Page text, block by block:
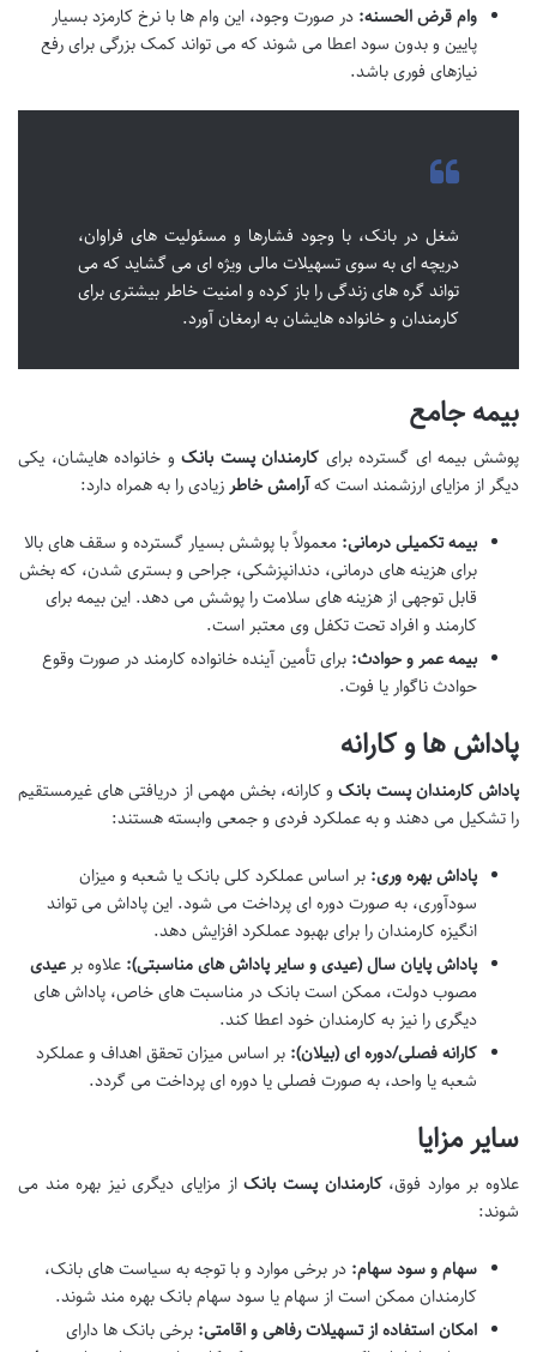
وام قرض الحسنه: در صورت وجود، این وام ها با نرخ کارمزد بسیار
پایین و بدون سود اعطا می شوند که می تواند کمک بزرگی برای رفع
نیازهای فوری باشد.
شغل در بانک، با وجود فشارها و مسئولیت های فراوان،
دریچه ای به سوی تسهیلات مالی ویژه ای می گشاید که می
تواند گره های زندگی را باز کرده و امنیت خاطر بیشتری برای
کارمندان و خانواده هایشان به ارمغان آورد.
بیمه جامع
پوشش بیمه ای گسترده برای کارمندان پست بانکو خانواده هایشان، یکی
دیگر از مزایای ارزشمند است کهآرامش خاطر زیادی را به همراه دارد:
بیمه تکمیلی درمانی: معمولاً با پوشش بسیار گسترده و سقف های بالا
برای هزینه های درمانی، دندانپزشکی، جراحی و بستری شدن، که بخش
قابل توجهی از هزینه های سلامت را پوشش می دهد. این بیمه برای
کارمند و افراد تحت تکفل وی معتبر است.
بیمه عمر و حوادث: برای تأمین آینده خانواده کارمند در صورت وقوع
حوادث ناگوار یا فوت.
پاداش ها و کارانه
پاداش کارمندان پست بانکو کارانه، بخش مهمی از دریافتی های غیرمستقیم
را تشکیل می دهند و به عملکرد فردی و جمعی وابسته هستند:
پاداش بهره وری: بر اساس عملکرد کلی بانک یا شعبه و میزان
سودآوری، به صورت دوره ای پرداخت می شود. این پاداش می تواند
انگیزه کارمندان را برای بهبود عملکرد افزایش دهد.
پاداش پایان سال (عیدی و سایر پاداش های مناسبتی): علاوه بر عیدی
مصوب دولت، ممکن است بانک در مناسبت های خاص، پاداش های
دیگری را نیز به کارمندان خود اعطا کند.
کارانه فصلی/دوره ای (بیلان): بر اساس میزان تحقق اهداف و عملکرد
شعبه یا واحد، به صورت فصلی یا دوره ای پرداخت می گردد.
سایر مزایا
علاوه بر موارد فوق،کارمندان پست بانکاز مزایای دیگری نیز بهره مند می
شوند:
سهام و سود سهام: در برخی موارد و با توجه به سیاست های بانک،
کارمندان ممکن است از سهام یا سود سهام بانک بهره مند شوند.
امکان استفاده از تسهیلات رفاهی و اقامتی: برخی بانک ها دارای